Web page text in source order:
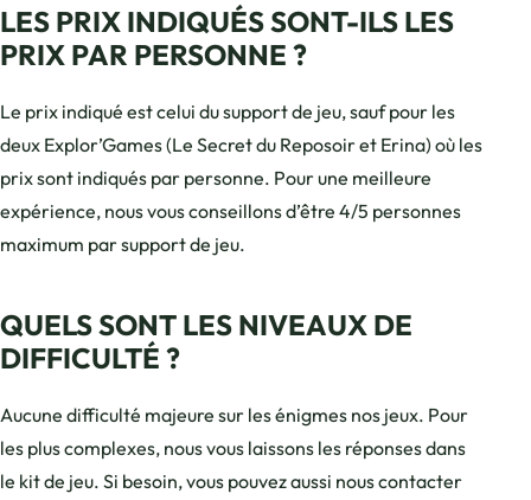
LES PRIX INDIQUÉS SONT-ILS LES
PRIX PAR PERSONNE ?
Le prix indiqué est celui du support de jeu, sauf pour les
deux Explor’Games (Le Secret du Reposoir et Erina) où les
prix sont indiqués par personne. Pour une meilleure
expérience, nous vous conseillons d’être 4/5 personnes
maximum par support de jeu.
QUELS SONT LES NIVEAUX DE
DIFFICULTÉ ?
Aucune difficulté majeure sur les énigmes nos jeux. Pour
les plus complexes, nous vous laissons les réponses dans
le kit de jeu. Si besoin, vous pouvez aussi nous contacter